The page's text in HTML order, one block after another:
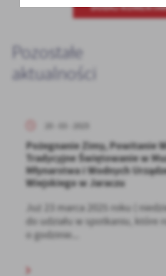
DODAJ
Pozostałe
aktualności
Pożegnanie Zimy, Powitanie
Tradycyjne Świętowanie w
Młynarstwa i Wodnych
Wiejskiego w Jaraczu
Już 23 marca 2025 roku (
do udziału w spotkaniu, które
o godzinie...